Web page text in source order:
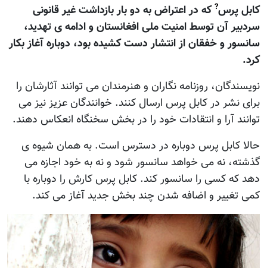
کابل پرس?که در اعتراض به دو بار بازداشت غير قانونی
سردبير آن توسط امنيت ملی افغانستان و ادامه ی تهديد،
سانسور و خفقان از انتشار دست کشيده بود، دوباره آغاز بکار
کرد.
نويسندگان، روزنامه نگاران و هنرمندان می توانند آثارشان را
برای نشر در کابل پرس ارسال کنند. خوانندگان عزيز نيز می
توانند آرا و انتقادات خود را در بخش سخنگاه انعکاس دهند.
حالا کابل پرس دوباره در دسترس است. به همان شيوه ی
گذشته، نه می خواهد سانسور شود و نه به خود اجازه می
دهد که کسی را سانسور کند. کابل پرس کارش را دوباره با
کمی تغيير و اضافه شدن چند بخش جديد آغاز می کند.